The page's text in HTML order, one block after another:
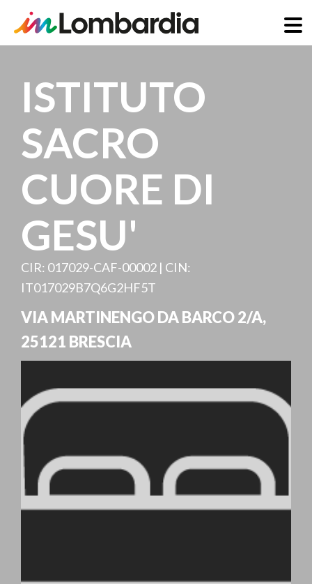
contentISTITUTO
SACRO
CUORE DI
GESU'
CIR: 017029-CAF-00002 | CIN:
IT017029B7Q6G2HF5T
VIA MARTINENGO DA BARCO 2/A,
25121 BRESCIA